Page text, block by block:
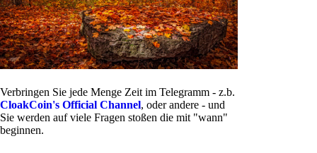
Verbringen Sie jede Menge Zeit im Telegramm - z.b.
CloakCoin's Official Channel, oder andere - und
Sie werden auf viele Fragen stoßen die mit "wann"
beginnen.